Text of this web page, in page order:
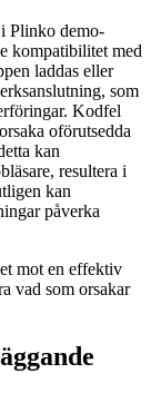
Plinko demo-
kompatibilitet med
laddas eller
som
Kodfel
oförutsedda
kan
resultera i
kan
påverka
mot en effektiv
vad som orsakar